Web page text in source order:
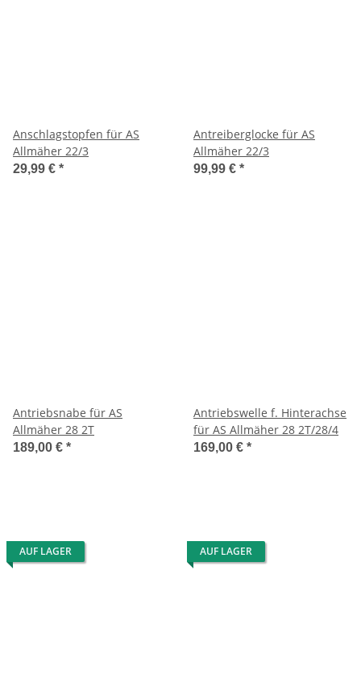
Anschlagstopfen für AS
Allmäher 22/3
29,99 € *
Antreiberglocke für AS
Allmäher 22/3
99,99 € *
Antriebsnabe für AS
Allmäher 28 2T
189,00 € *
Antriebswelle f. Hinterachse
für AS Allmäher 28 2T/28/4
169,00 € *
AUF LAGER AUF LAGER